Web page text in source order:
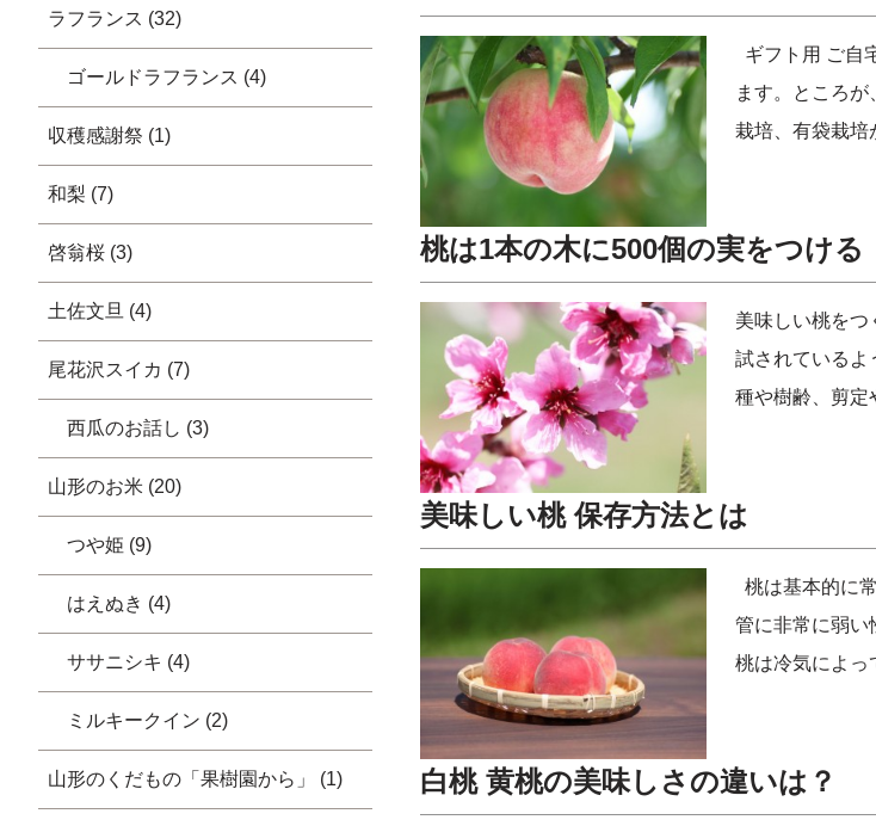
ギフト用 ご自
ます。ところ
栽培、有袋栽
桃は1本の木に500個の実をつける
美味しい桃をつ
試されているよ
種や樹齢、剪
美味しい桃 保存方法とは
桃は基本的に
管に非常に弱い
桃は冷気によ
白桃 黄桃の美味しさの違いは？
ラフランス (32)
ゴールドラフランス (4)
収穫感謝祭 (1)
和梨 (7)
啓翁桜 (3)
土佐文旦 (4)
尾花沢スイカ (7)
西瓜のお話し (3)
山形のお米 (20)
つや姫 (9)
はえぬき (4)
ササニシキ (4)
ミルキークイン (2)
山形のくだもの「果樹園から」 (1)